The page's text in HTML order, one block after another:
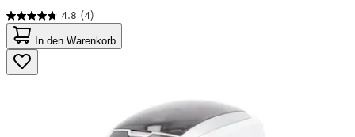
4.8 (4)
4.8
von
5
Sternen.
4
In den Warenkorb